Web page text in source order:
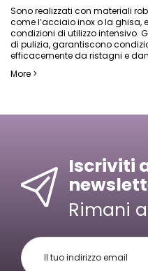
Sono realizzati con materiali
come l’acciaio inox o la
condizioni di utilizzo intensivo.
di pulizia, garantiscono
efficacemente da ristagni e
More >
Iscriviti
Rimani